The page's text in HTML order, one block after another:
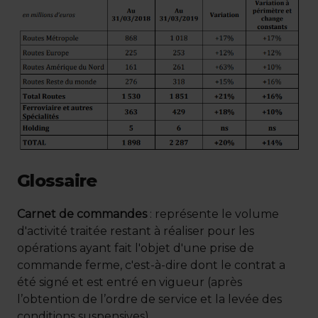
Glossaire
Carnet de commandes: représente le volume
d'activité traitée restant à réaliser pour les
opérations ayant fait l'objet d'une prise de
commande ferme, c'est-à-dire dont le contrat a
été signé et est entré en vigueur (après
l’obtention de l’ordre de service et la levée des